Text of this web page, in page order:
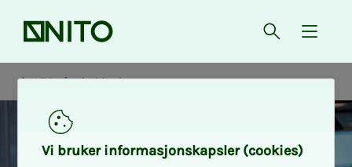
Forsiden Åpne søk
{
NITO på arbeidsplassen
Vi bru­­­ker in­­­for­­­ma­­­sjons­­­kaps­­­­­ler (cookies)